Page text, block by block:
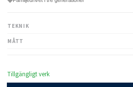
TEKNIK
MÅTT
Tillgängligt verk